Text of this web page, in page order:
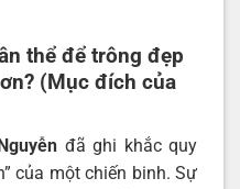
thể để trông đẹp
(Mục đích của
đã ghi khắc quy
của một chiến binh. Sự